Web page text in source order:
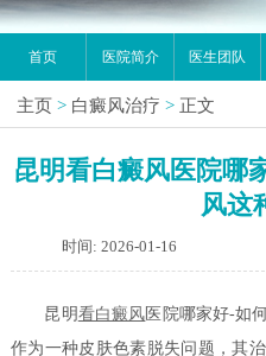
首页 医院简介 医生团队
主页 > 白癜风治疗 > 正文
昆明看白癜风医院哪
风这
时间: 2026-01-16
昆明看白癜风 医院哪家好-如
作为一种皮肤色素脱失问题，其